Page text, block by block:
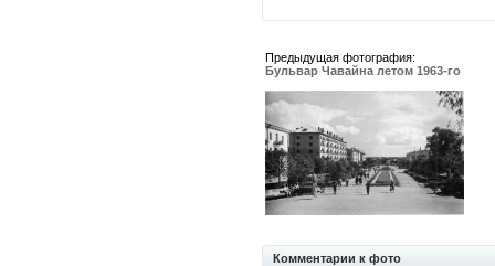
Предыдущая фотография:
Бульвар Чавайна летом 1963-го
Комментарии к фото